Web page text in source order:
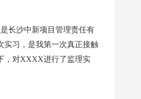
长沙中新项目管理责任有
实习，是我第一次真正接触
，对XXXX进行了监理实